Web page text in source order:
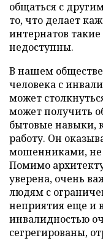
общаться с
то, что делает
интернатов
недоступны.
В нашем
человека с
может
может получить
бытовые навыки,
работу. Он
мошенниками, не
Помимо
уверена, очень
людям с
неприятия еще и
инвалидностью
сегрегированы,